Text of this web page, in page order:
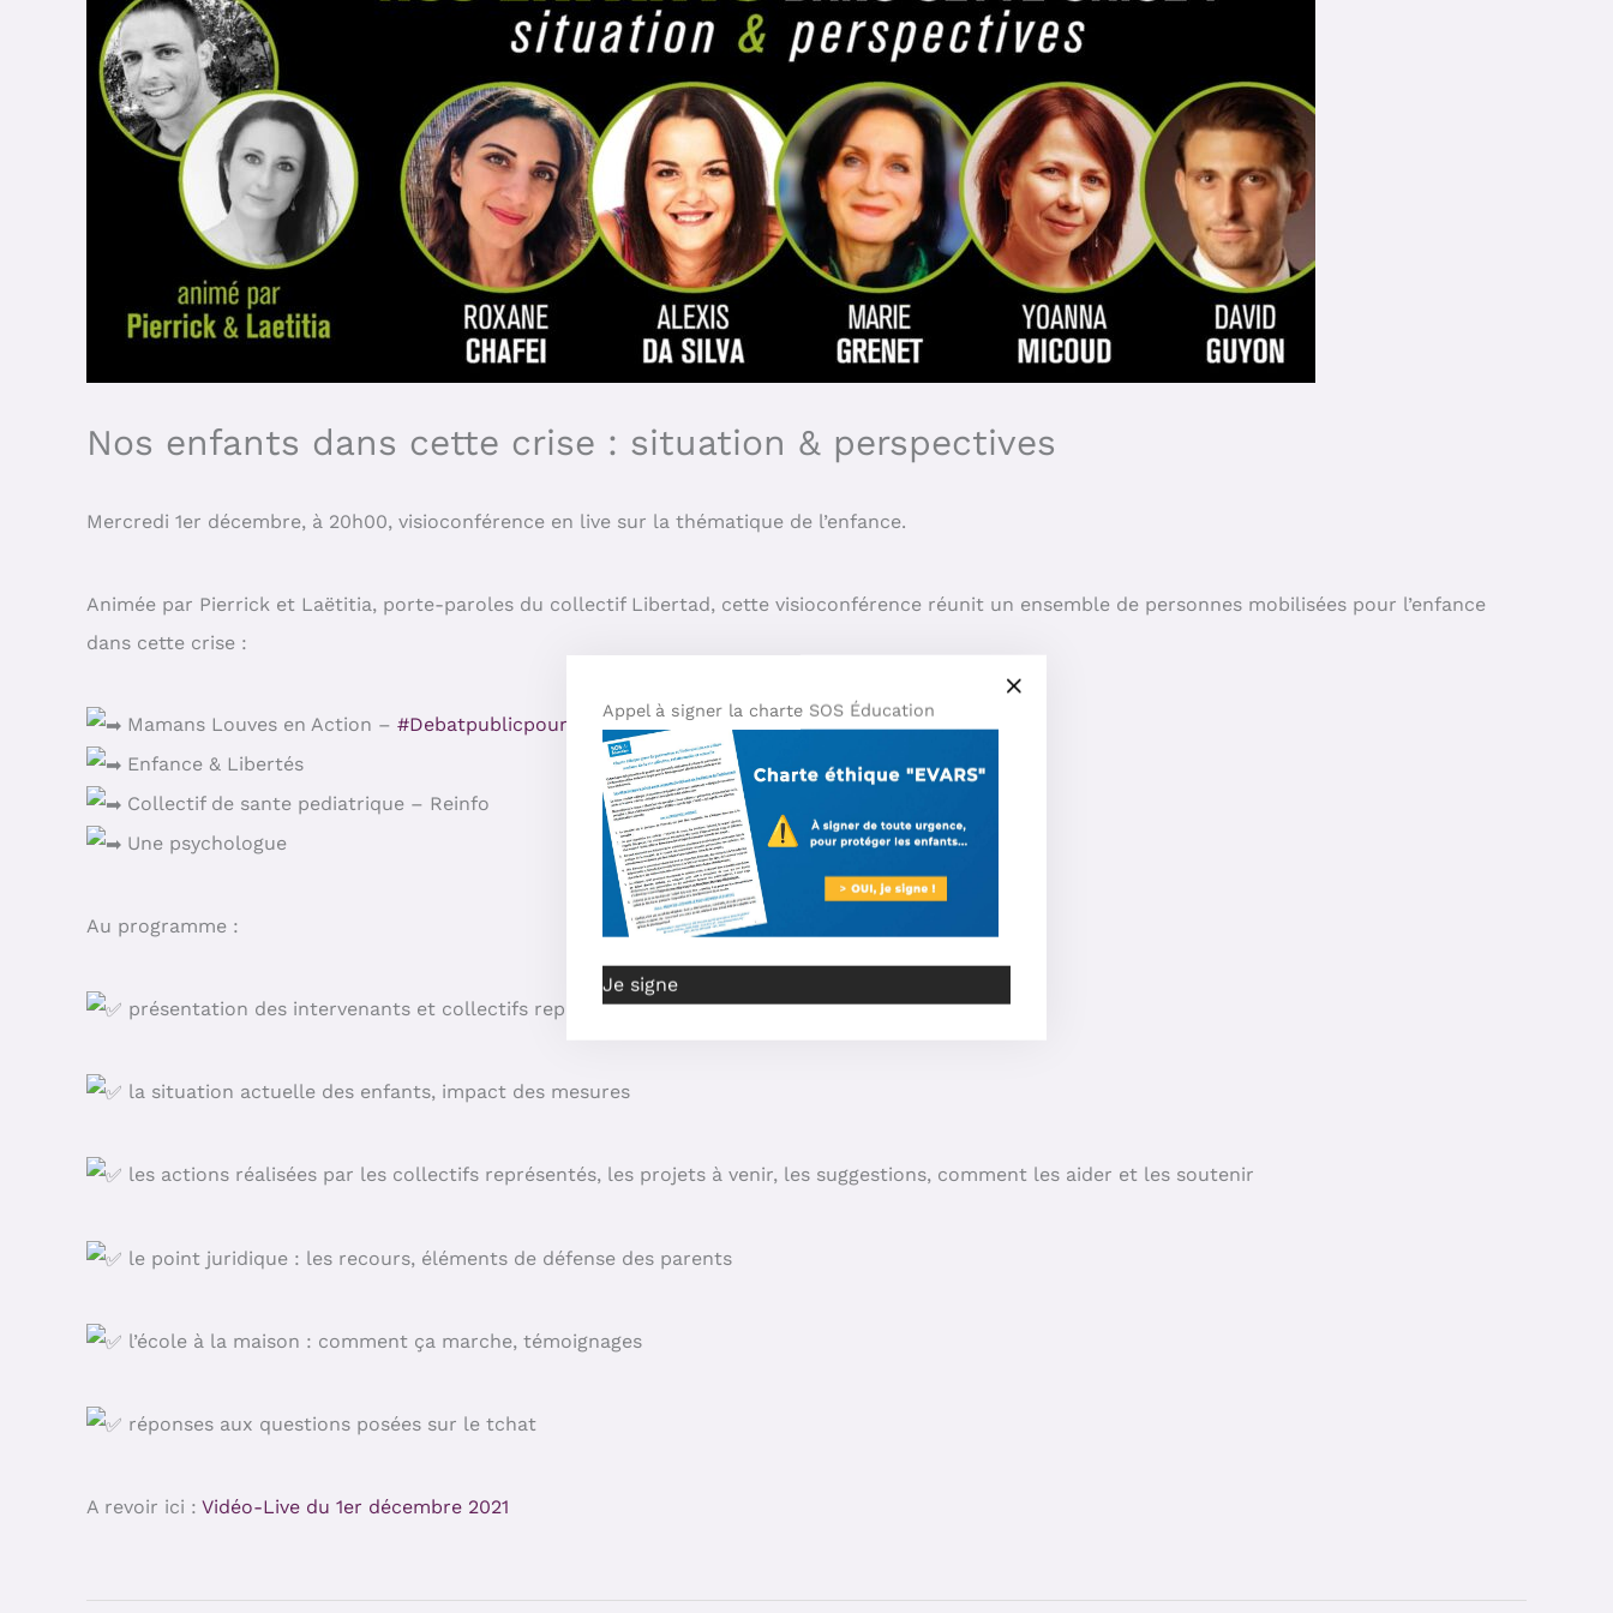
Nos enfants dans cette crise : situation & perspectives
Mercredi 1er décembre, à 20h00, visioconférence en live sur la thématique de l’enfance.
Animée par Pierrick et Laëtitia, porte-paroles du collectif Libertad, cette visioconférence réunit un ensemble de personnes mobilisées pour l’enfance
dans cette crise :
Mamans Louves en Action – #Debatpublicpournosenfants
Enfance & Libertés
Collectif de sante pediatrique – Reinfo
Une psychologue
Au programme :
présentation des intervenants et collectifs représentés
la situation actuelle des enfants, impact des mesures
les actions réalisées par les collectifs représentés, les projets à venir, les suggestions, comment les aider et les soutenir
le point juridique : les recours, éléments de défense des parents
l’école à la maison : comment ça marche, témoignages
réponses aux questions posées sur le tchat
A revoir ici : Vidéo-Live du 1er décembre 2021
Appel à signer la charte SOS Éducation
Je signe